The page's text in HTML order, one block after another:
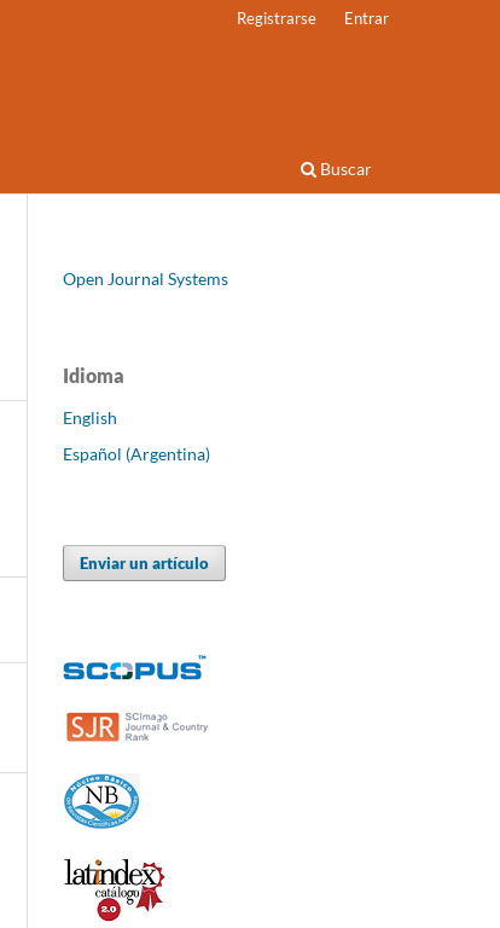
Buscar
Registrarse Entrar
Open Journal Systems
Idioma
English
Español (Argentina)
Enviar un artículo